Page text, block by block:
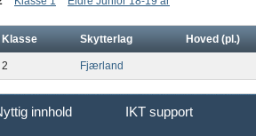
Klasse Skytterlag Hoved (pl.)
2 Fjærland
innhold IKT support